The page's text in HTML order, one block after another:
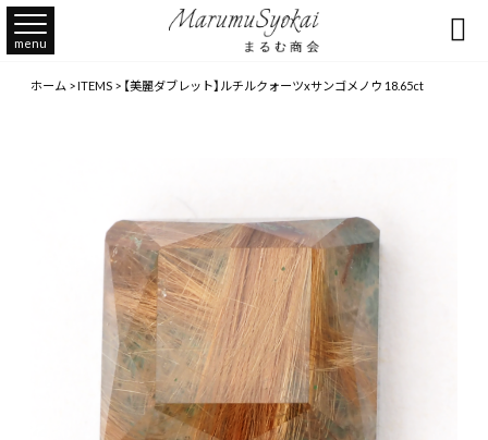
menu 
ホーム>ITEMS> 【美麗ダブレット】ルチルクォーツxサンゴメノウ 18.65ct